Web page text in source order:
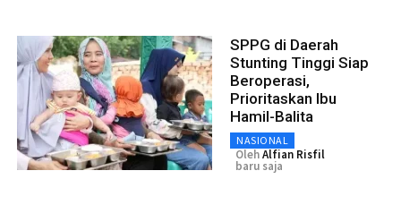
SPPG di Daerah
Stunting Tinggi Siap
Beroperasi,
Prioritaskan Ibu
Hamil-Balita
NASIONAL
OlehAlfian Risfil
baru saja